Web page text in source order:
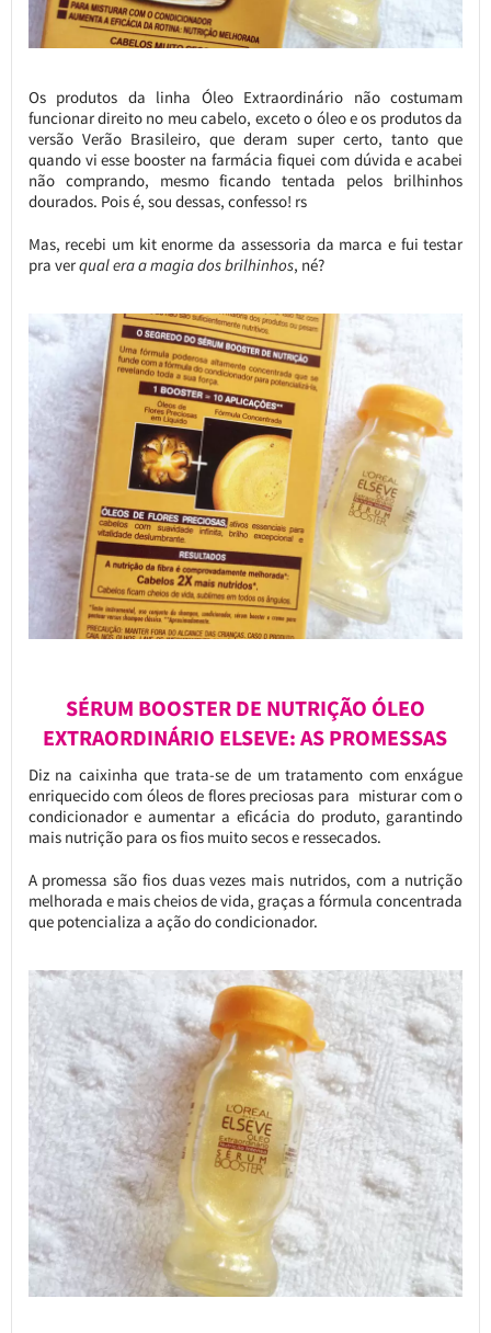
Os produtos da linha Óleo Extraordinário não costumam
funcionar direito no meu cabelo, exceto o óleo e os produtos da
versão Verão Brasileiro, que deram super certo, tanto que
quando vi esse booster na farmácia fiquei com dúvida e acabei
não comprando, mesmo ficando tentada pelos brilhinhos
dourados. Pois é, sou dessas, confesso! rs
Mas, recebi um kit enorme da assessoria da marca e fui testar
pra verqual era a magia dos brilhinhos, né?
SÉRUM BOOSTER DE NUTRIÇÃO ÓLEO
EXTRAORDINÁRIO ELSEVE: AS PROMESSAS
Diz na caixinha que trata-se de um tratamento com enxágue
enriquecido com óleos de flores preciosas para misturar com o
condicionador e aumentar a eficácia do produto, garantindo
mais nutrição para os fios muito secos e ressecados.
A promessa são fios duas vezes mais nutridos, com a nutrição
melhorada e mais cheios de vida, graças a fórmula concentrada
que potencializa a ação do condicionador.